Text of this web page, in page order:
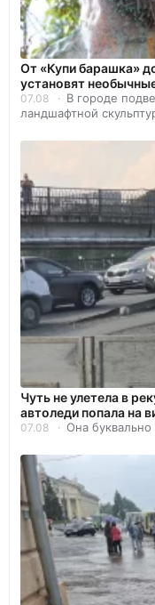
От «Купи барашка»
установят
07.08
В городе
ландшафтной
Чуть не улетела в
автоледи попала на
07.08 Она